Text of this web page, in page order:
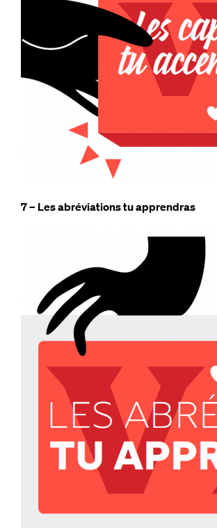
7 – Les abréviations tu apprendras